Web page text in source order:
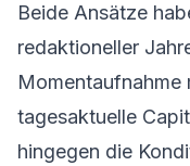
Beide Ansätze
redaktioneller
tagesaktuelle
hingegen die